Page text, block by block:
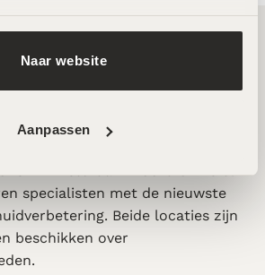
Naar website
Aanpassen
in Amsterdam Noord en
in Amsterdam Noord en Zuid.
specialisten met de nieuwste
Beide locaties zijn
beschikken over